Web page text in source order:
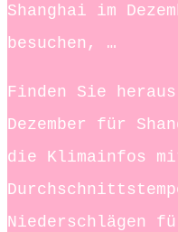
Shanghai im
besuchen, …
Finden Sie
Dezember für
die Klimainfos
Niederschlägen